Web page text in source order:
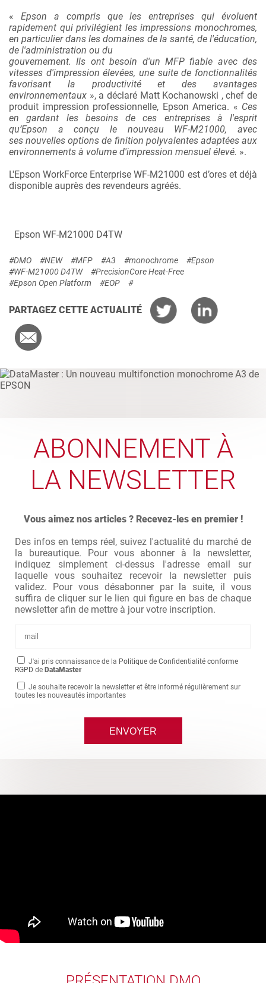
« Epson a compris que les entreprises qui évoluent
rapidement qui privilégient les impressions monochromes,
en particulier dans les domaines de la santé, de l'éducation,
de l'administration ou du
gouvernement. Ils ont besoin d'un MFP fiable avec des
vitesses d'impression élevées, une suite de fonctionnalités
favorisant la productivité et des avantages
environnementaux », a déclaré Matt Kochanowski , chef de
produit impression professionnelle, Epson America. « Ces
en gardant les besoins de ces entreprises à l'esprit
qu’Epson a conçu le nouveau WF-M21000, avec
sesnouvelles options de finition polyvalentes adaptées aux
environnements à volume d'impression mensuel élevé. ».
L'Epson WorkForce Enterprise WF-M21000 est d’ores et déjà
disponible auprès des revendeurs agréés.
Epson WF-M21000 D4TW
#DMO #NEW #MFP #A3 #monochrome
#Epson
#WF-M21000 D4TW
#PrecisionCore Heat-Free
#Epson Open Platform
#EOP #
PARTAGEZ CETTE ACTUALITÉ
ABONNEMENT À
LA NEWSLETTER
Vous aimez nos articles ? Recevez-les en premier !
Des infos en temps réel, suivez l'actualité du marché de
la bureautique. Pour vous abonner à la newsletter,
indiquez simplement ci-dessus l'adresse email sur
laquelle vous souhaitez recevoir la newsletter puis
validez. Pour vous désabonner par la suite, il vous
suffira de cliquer sur le lien qui figure en bas de chaque
newsletter afin de mettre à jour votre inscription.
J'ai pris connaissance de la Politique de Confidentialité conforme
RGPD de DataMaster
Je souhaite recevoir la newsletter et être informé régulièrement sur
toutes les nouveautés importantes